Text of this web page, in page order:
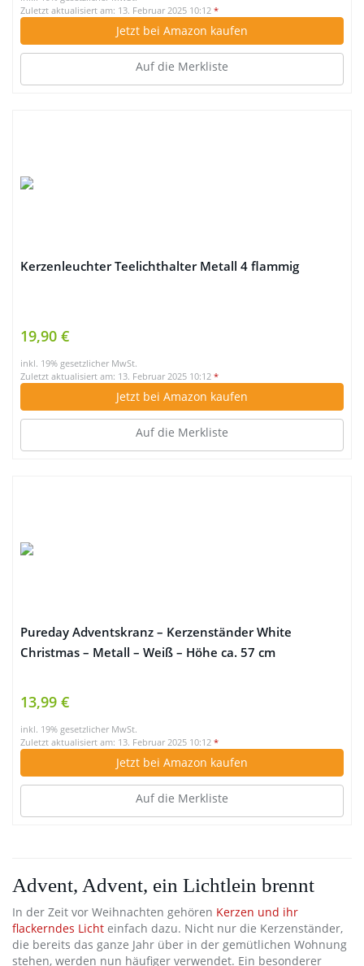
Zuletzt aktualisiert am: 13. Februar 2025 10:12 *
Jetzt bei Amazon kaufen
Auf die Merkliste
Kerzenleuchter Teelichthalter Metall 4 flammig
19,90 €
inkl. 19% gesetzlicher MwSt.
Zuletzt aktualisiert am: 13. Februar 2025 10:12 *
Jetzt bei Amazon kaufen
Auf die Merkliste
Pureday Adventskranz – Kerzenständer White
Christmas – Metall – Weiß – Höhe ca. 57 cm
13,99 €
inkl. 19% gesetzlicher MwSt.
Zuletzt aktualisiert am: 13. Februar 2025 10:12 *
Jetzt bei Amazon kaufen
Auf die Merkliste
Advent, Advent, ein Lichtlein brennt
In der Zeit vor Weihnachten gehören Kerzen und ihr
flackerndes Licht einfach dazu. Nicht nur die Kerzenständer,
die bereits das ganze Jahr über in der gemütlichen Wohnung
stehen, werden nun häufiger verwendet. Ein besonderer